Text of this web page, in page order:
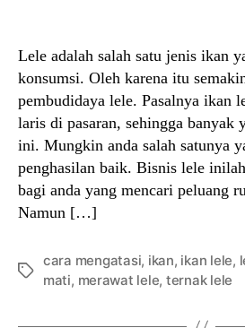
Lele adalah salah satu jenis ikan
konsumsi. Oleh karena itu
pembudidaya lele. Pasalnya ikan
laris di pasaran, sehingga banyak
ini. Mungkin anda salah satunya
penghasilan baik. Bisnis lele
bagi anda yang mencari peluang
Namun […]
Tags
cara mengatasi, ikan, ikan lele,
mati, merawat lele, ternak lele